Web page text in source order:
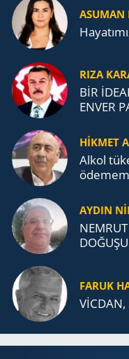
ASUMAN
RIZA
BİR
ENVER
HİKMET
Alkol
AYDIN
FARUK
VİCDAN,